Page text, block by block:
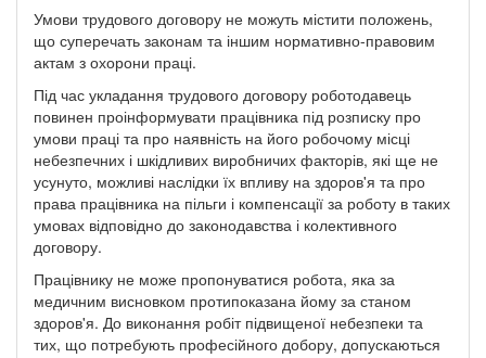
Умови трудового договору не можуть містити положень,
що суперечать законам та іншим нормативно-правовим
актам з охорони праці.
Під час укладання трудового договору роботодавець
повинен проінформувати працівника під розписку про
умови праці та про наявність на його робочому місці
небезпечних і шкідливих виробничих факторів, які ще не
усунуто, можливі наслідки їх впливу на здоров'я та про
права працівника на пільги і компенсації за роботу в таких
умовах відповідно до законодавства і колективного
договору.
Працівнику не може пропонуватися робота, яка за
медичним висновком протипоказана йому за станом
здоров'я. До виконання робіт підвищеної небезпеки та
тих, що потребують професійного добору, допускаються